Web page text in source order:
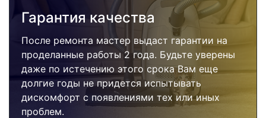
Гарантия качества
После ремонта мастер выдаст гарантии на
проделанные работы 2 года. Будьте уверены
даже по истечению этого срока Вам еще
долгие годы не придется испытывать
дискомфорт с появлениями тех или иных
проблем.